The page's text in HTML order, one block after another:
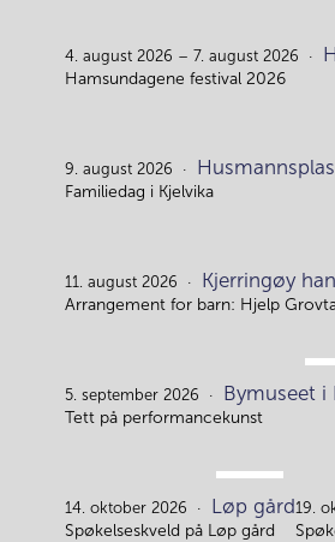
4. august 2026 – 7. august 2026
Hamsundagene festival 2026
9. august 2026
Familiedag i Kjelvika
11. august 2026 Kjerringøy
Arrangement for barn: Hjelp
5. september 2026 Bymuseet i
Tett på performancekunst
14.
14. oktober 2026 Løp gård
Spøkelseskveld på Løp gård
19.